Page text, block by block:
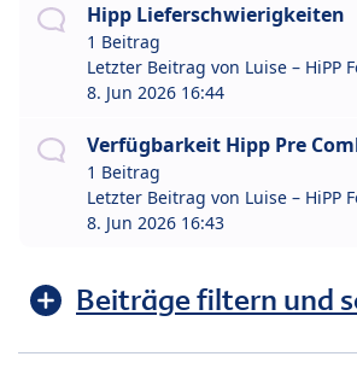
Hipp Lieferschwierigkeiten
1 Beitrag
Letzter Beitrag von Luise – HiPP
8. Jun 2026 16:44
Verfügbarkeit Hipp Pre
1 Beitrag
Letzter Beitrag von Luise – HiPP
8. Jun 2026 16:43
Beiträge filtern und